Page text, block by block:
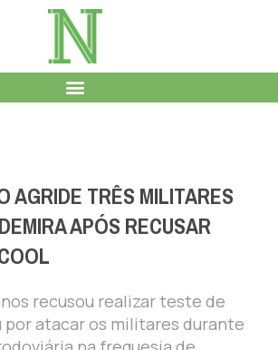
AGRIDE TRÊS MILITARES
APÓS RECUSAR
recusou realizar teste de
por atacar os militares durante